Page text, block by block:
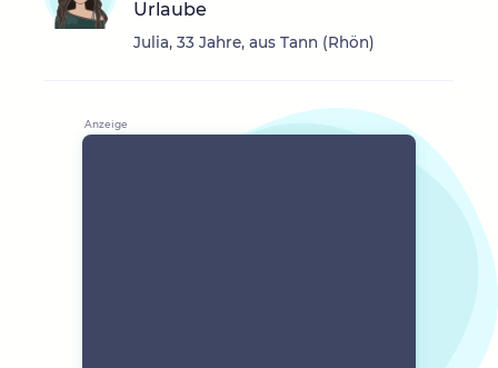
Urlaube
Julia, 33 Jahre, aus Tann (Rhön)